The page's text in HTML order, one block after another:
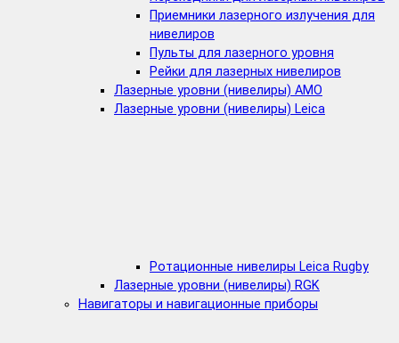
Приемники лазерного излучения для
нивелиров
Пульты для лазерного уровня
Рейки для лазерных нивелиров
Лазерные уровни (нивелиры) AMO
Лазерные уровни (нивелиры) Leica
Ротационные нивелиры Leica Rugby
Лазерные уровни (нивелиры) RGK
Навигаторы и навигационные приборы